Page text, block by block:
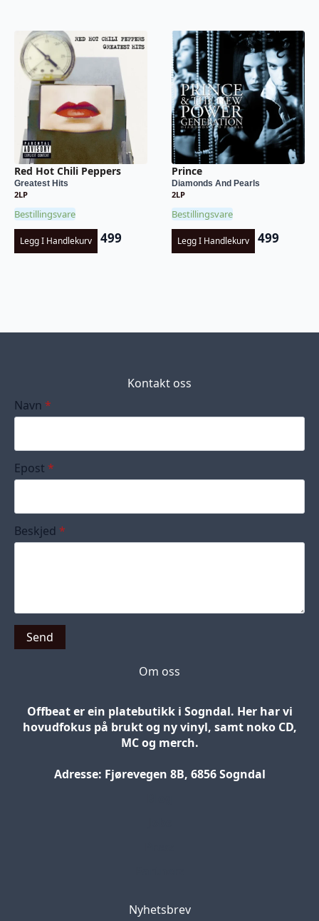
Red Hot Chili Peppers
Greatest Hits
2LP
Bestillingsvare
Legg I Handlekurv 499
Prince
Diamonds And Pearls
2LP
Bestillingsvare
Legg I Handlekurv 499
Kontakt oss
Navn *
Epost *
Beskjed *
Send
Om oss
Offbeat er ein platebutikk i Sogndal. Her har vi
hovudfokus på brukt og ny vinyl, samt noko CD,
MC og merch.
Adresse: Fjørevegen 8B, 6856 Sogndal
Nyhetsbrev